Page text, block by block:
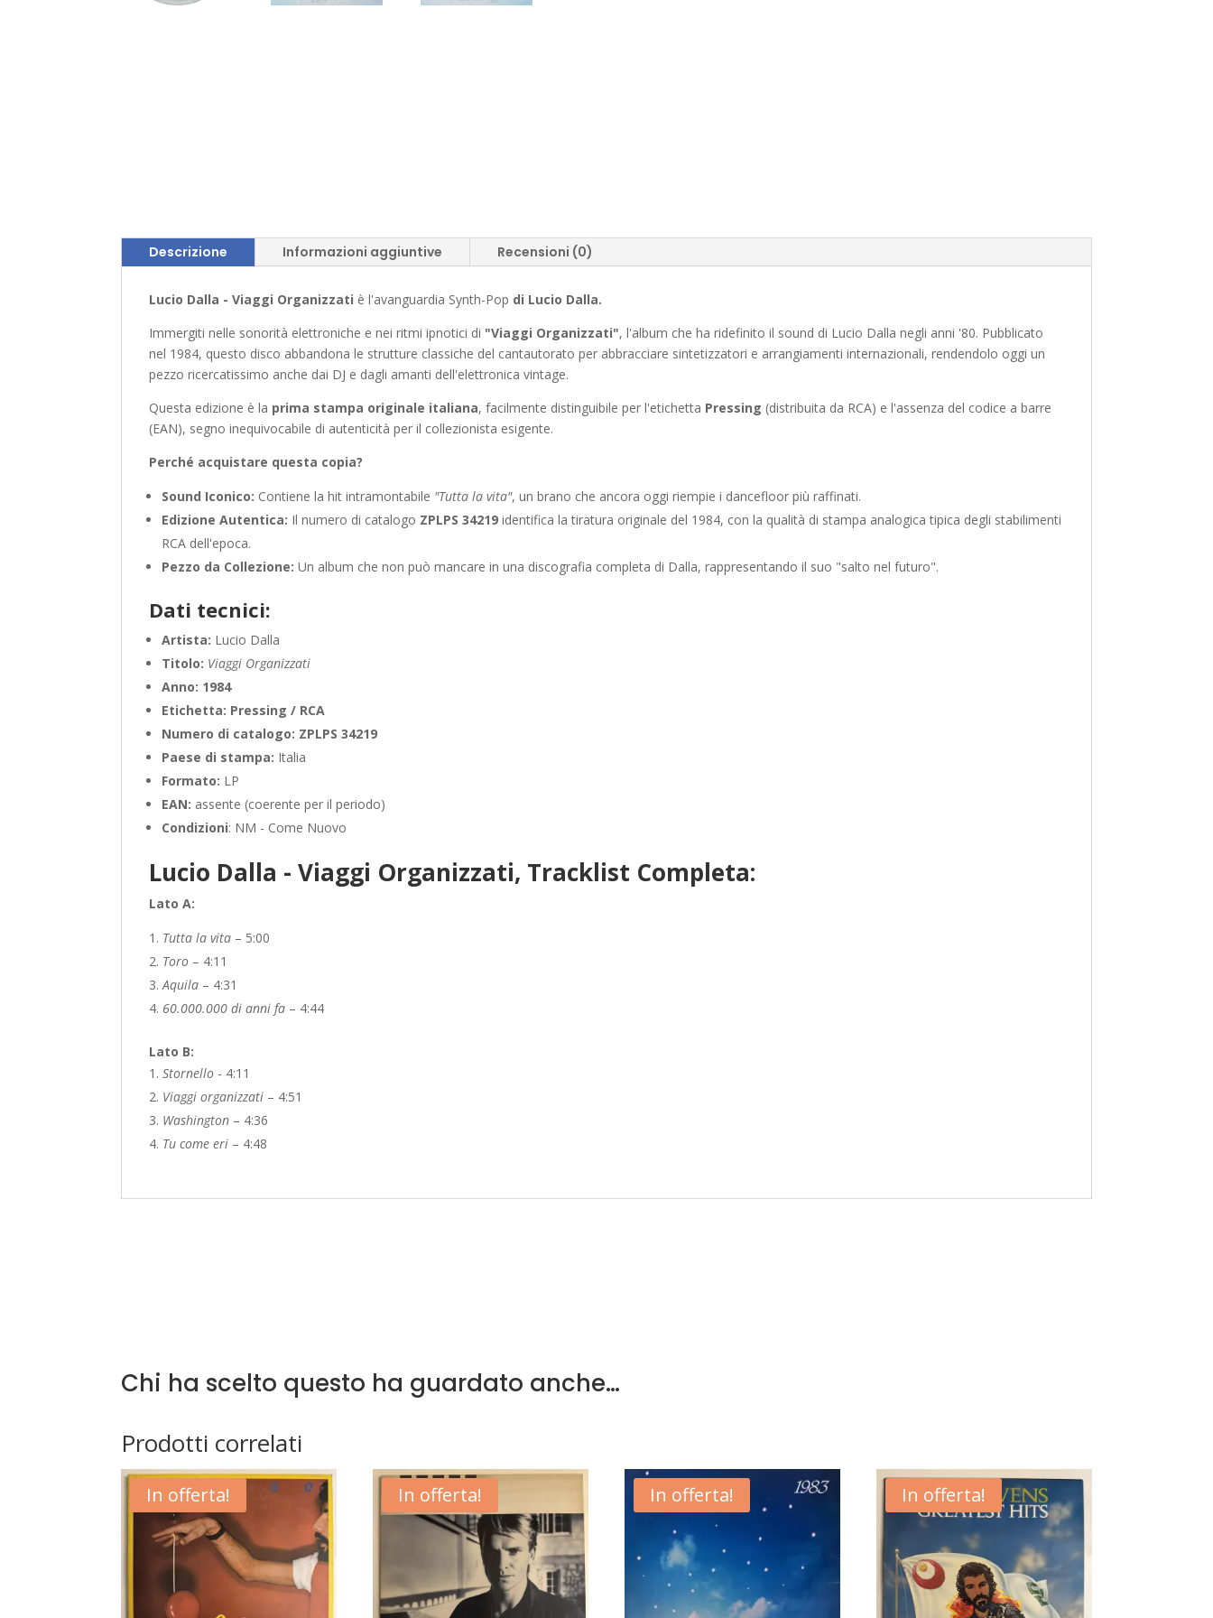
Descrizione Informazioni aggiuntive Recensioni (0)
Lucio Dalla - Viaggi Organizzati è l'avanguardia Synth-Pop di Lucio Dalla.
Immergiti nelle sonorità elettroniche e nei ritmi ipnotici di "Viaggi Organizzati", l'album che ha ridefinito il sound di Lucio Dalla negli anni '80. Pubblicato
nel 1984, questo disco abbandona le strutture classiche del cantautorato per abbracciare sintetizzatori e arrangiamenti internazionali, rendendolo oggi un
pezzo ricercatissimo anche dai DJ e dagli amanti dell'elettronica vintage.
Questa edizione è la prima stampa originale italiana, facilmente distinguibile per l'etichetta Pressing (distribuita da RCA) e l'assenza del codice a barre
(EAN), segno inequivocabile di autenticità per il collezionista esigente.
Perché acquistare questa copia?
Sound Iconico: Contiene la hit intramontabile "Tutta la vita", un brano che ancora oggi riempie i dancefloor più raffinati.
Edizione Autentica: Il numero di catalogo ZPLPS 34219 identifica la tiratura originale del 1984, con la qualità di stampa analogica tipica degli stabilimenti
RCA dell'epoca.
Pezzo da Collezione: Un album che non può mancare in una discografia completa di Dalla, rappresentando il suo "salto nel futuro".
Dati tecnici:
Artista: Lucio Dalla
Titolo: Viaggi Organizzati
Anno: 1984
Etichetta: Pressing / RCA
Numero di catalogo: ZPLPS 34219
Paese di stampa: Italia
Formato: LP
EAN: assente (coerente per il periodo)
Condizioni: NM - Come Nuovo
Lucio Dalla - Viaggi Organizzati, Tracklist Completa:
Lato A:
Tutta la vita – 5:00
Toro – 4:11
Aquila – 4:31
60.000.000 di anni fa – 4:44
Lato B:
Stornello - 4:11
Viaggi organizzati – 4:51
Washington – 4:36
Tu come eri – 4:48
Chi ha scelto questo ha guardato anche…
Prodotti correlati
In offerta! In offerta! In offerta! In offerta!